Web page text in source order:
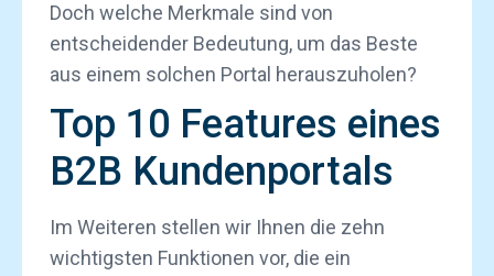
Doch welche Merkmale sind von
entscheidender Bedeutung, um das Beste
aus einem solchen Portal herauszuholen?
Top 10 Features eines
B2B Kundenportals
Im Weiteren stellen wir Ihnen die zehn
wichtigsten Funktionen vor, die ein